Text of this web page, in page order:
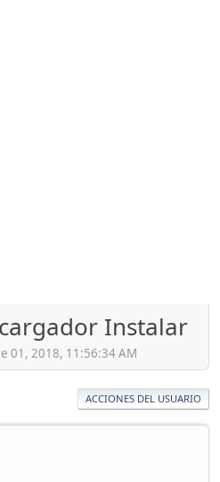
Instalar
01, 2018, 11:56:34 AM
ACCIONES DEL USUARIO